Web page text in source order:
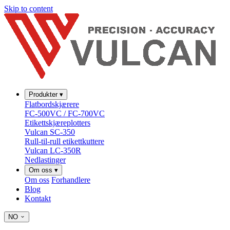
Skip to content
Produkter ▾
Flatbordskjærere
FC-500VC / FC-700VC
Etikettskjæreplotters
Vulcan SC-350
Rull-til-rull etikettkuttere
Vulcan LC-350R
Nedlastinger
Om oss ▾
Om oss Forhandlere
Blog
Kontakt
NO